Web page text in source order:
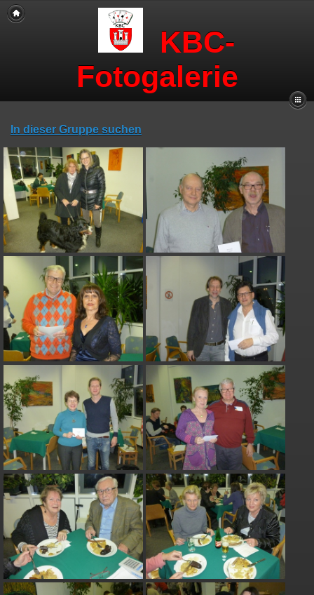
KBC-
Fotogalerie
In dieser Gruppe suchen